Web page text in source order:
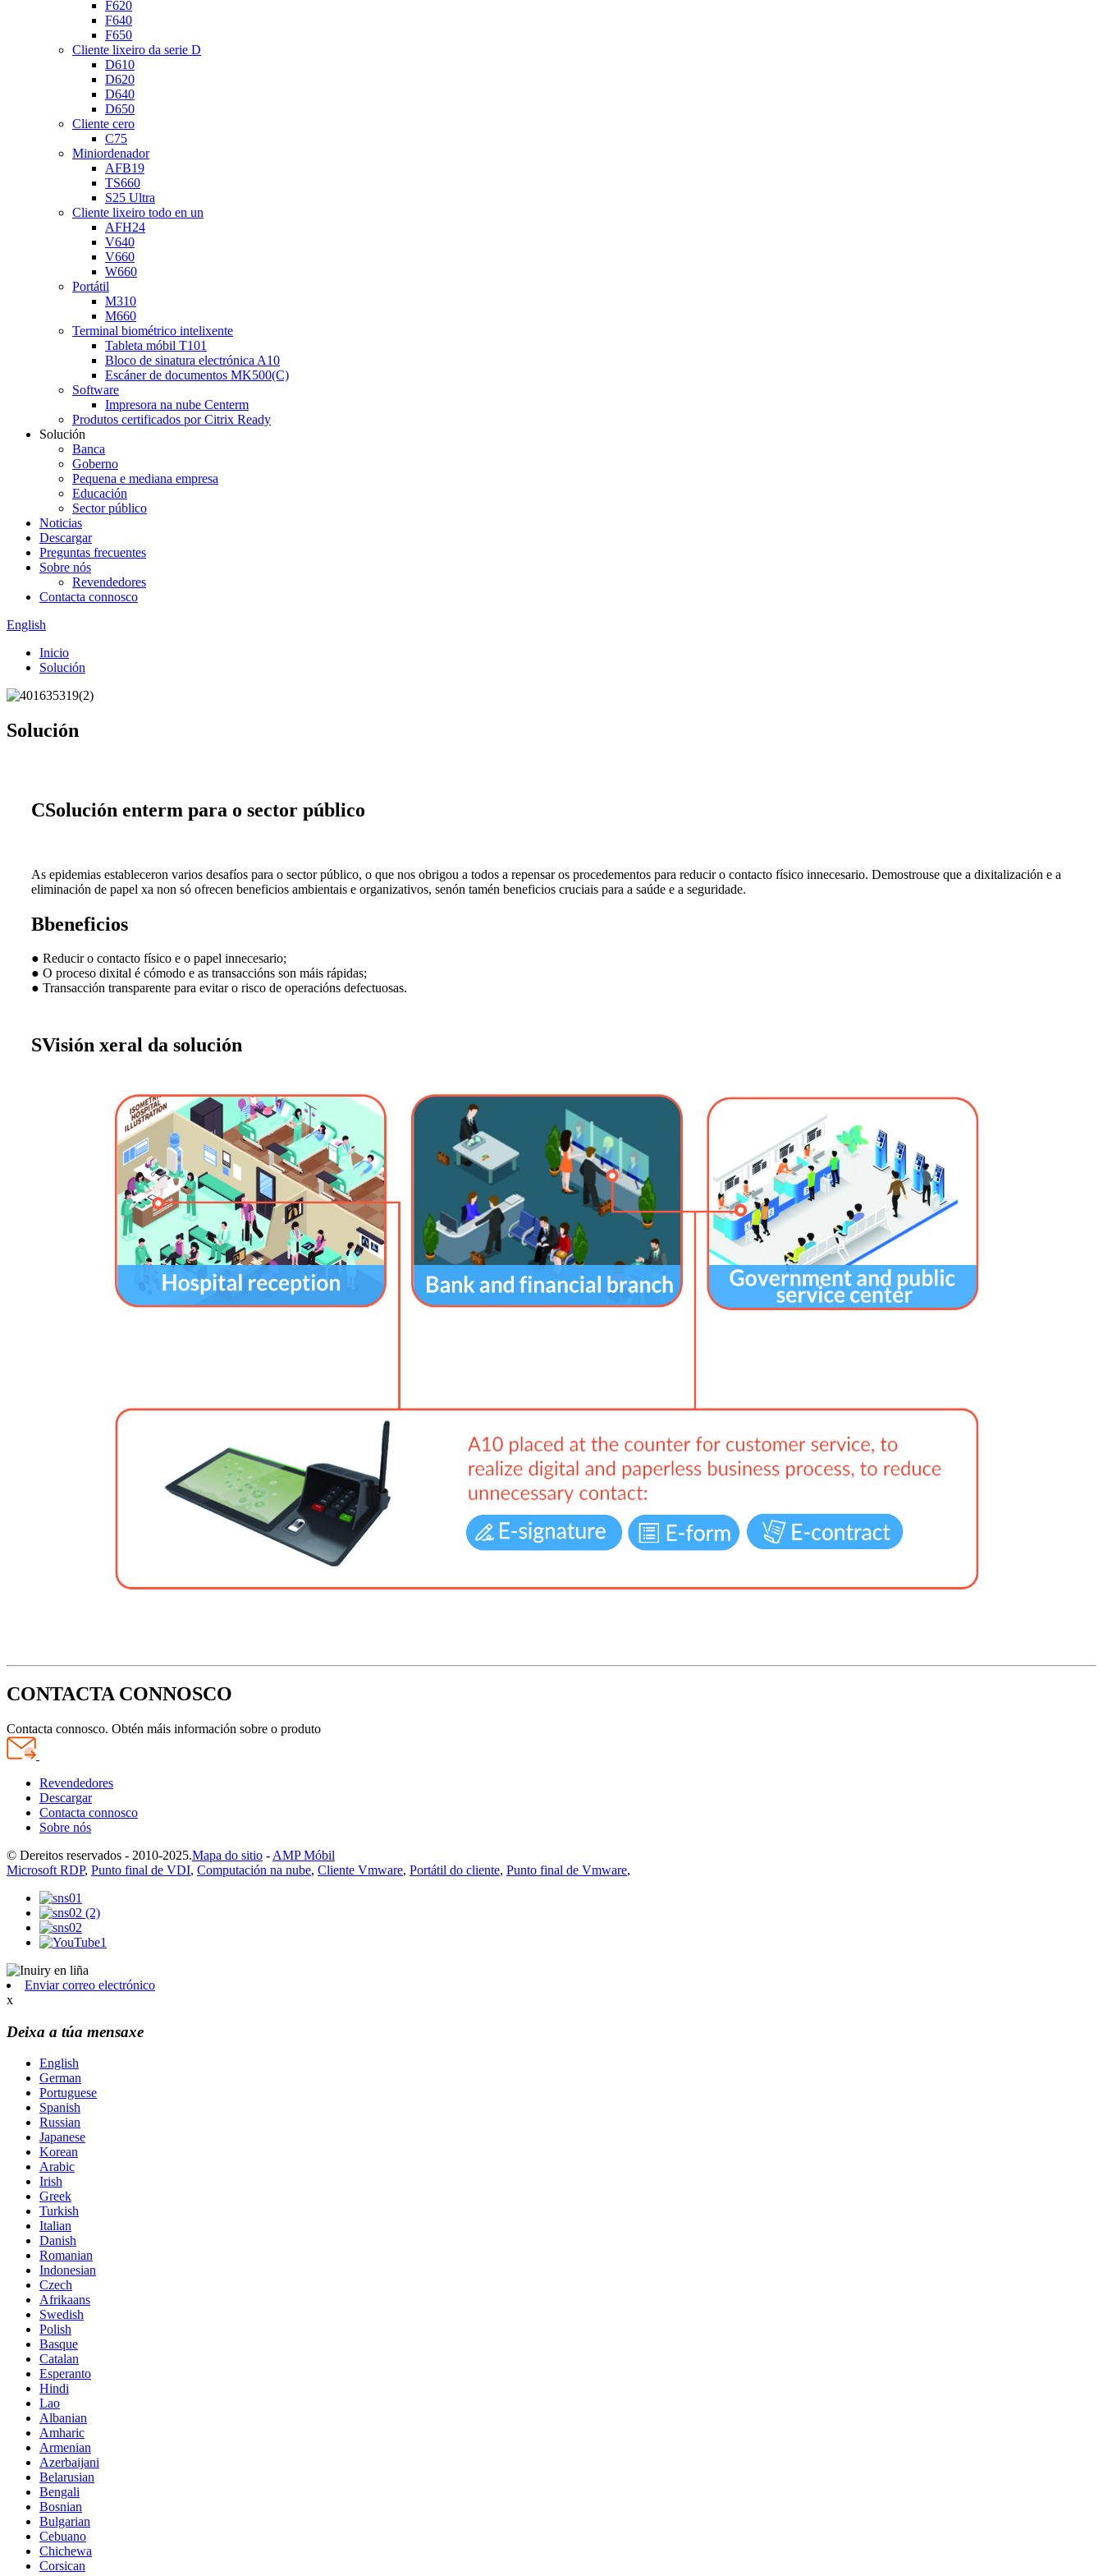
F620
F640
F650
Cliente lixeiro da serie D
D610
D620
D640
D650
Cliente cero
C75
Miniordenador
AFB19
TS660
S25 Ultra
Cliente lixeiro todo en un
AFH24
V640
V660
W660
Portátil
M310
M660
Terminal biométrico intelixente
Tableta móbil T101
Bloco de sinatura electrónica A10
Escáner de documentos MK500(C)
Software
Impresora na nube Centerm
Produtos certificados por Citrix Ready
Solución
Banca
Goberno
Pequena e mediana empresa
Educación
Sector público
Noticias
Descargar
Preguntas frecuentes
Sobre nós
Revendedores
Contacta connosco
English
Inicio
Solución
Solución
CSolución enterm para o sector público
As epidemias estableceron varios desafíos para o sector público, o que nos obrigou a todos a repensar os procedementos para reducir o contacto físico innecesario. Demostrouse que a dixitalización e a
eliminación de papel xa non só ofrecen beneficios ambientais e organizativos, senón tamén beneficios cruciais para a saúde e a seguridade.
Bbeneficios
● Reducir o contacto físico e o papel innecesario;
● O proceso dixital é cómodo e as transaccións son máis rápidas;
● Transacción transparente para evitar o risco de operacións defectuosas.
SVisión xeral da solución
CONTACTA CONNOSCO
Contacta connosco. Obtén máis información sobre o produto
Revendedores
Descargar
Contacta connosco
Sobre nós
© Dereitos reservados - 2010-2025.Mapa do sitio - AMP Móbil
Microsoft RDP, Punto final de VDI, Computación na nube, Cliente Vmware, Portátil do cliente, Punto final de Vmware,
Enviar correo electrónico
x
Deixa a túa mensaxe
English
German
Portuguese
Spanish
Russian
Japanese
Korean
Arabic
Irish
Greek
Turkish
Italian
Danish
Romanian
Indonesian
Czech
Afrikaans
Swedish
Polish
Basque
Catalan
Esperanto
Hindi
Lao
Albanian
Amharic
Armenian
Azerbaijani
Belarusian
Bengali
Bosnian
Bulgarian
Cebuano
Chichewa
Corsican